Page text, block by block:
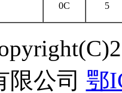
0C 5
限公司 鄂